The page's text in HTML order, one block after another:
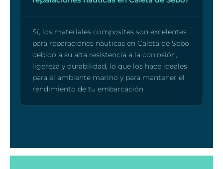
Sí, los materiales composites son excelentes
para reparaciones náuticas en Caleta de Sebo
debido a su alta resistencia a la corrosión,
ligereza y durabilidad, lo que los hace ideales
para el ambiente marino y para mantener el
rendimiento de tu embarcación.